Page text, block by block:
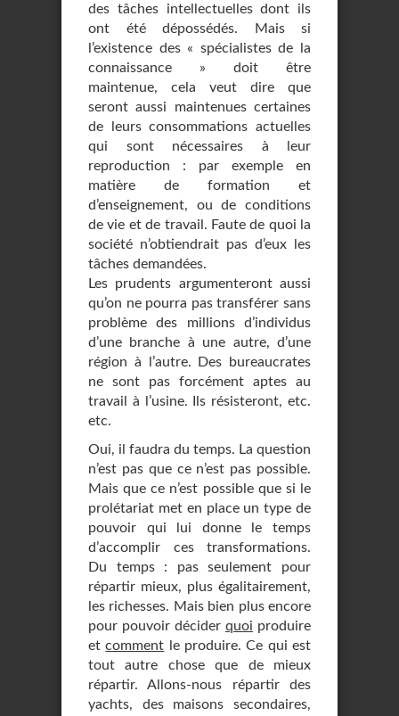
des tâches intellectuelles dont ils
ont été dépossédés. Mais si
l’existence des « spécialistes de la
connaissance » doit être
maintenue, cela veut dire que
seront aussi maintenues certaines
de leurs consommations actuelles
qui sont nécessaires à leur
reproduction : par exemple en
matière de formation et
d’enseignement, ou de conditions
de vie et de travail. Faute de quoi la
société n’obtiendrait pas d’eux les
tâches demandées.
Les prudents argumenteront aussi
qu’on ne pourra pas transférer sans
problème des millions d’individus
d’une branche à une autre, d’une
région à l’autre. Des bureaucrates
ne sont pas forcément aptes au
travail à l’usine. Ils résisteront, etc.
etc.
Oui, il faudra du temps. La question
n’est pas que ce n’est pas possible.
Mais que ce n’est possible que si le
prolétariat met en place un type de
pouvoir qui lui donne le temps
d’accomplir ces transformations.
Du temps : pas seulement pour
répartir mieux, plus égalitairement,
les richesses. Mais bien plus encore
pour pouvoir décider quoi produire
etcomment le produire. Ce qui est
tout autre chose que de mieux
répartir. Allons-nous répartir des
yachts, des maisons secondaires,